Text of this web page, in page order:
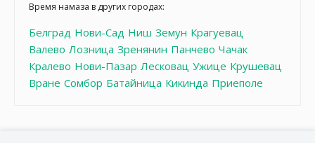
Время намаза в других городах:
Белград Нови-Сад Ниш Земун Крагуевац
Валево Лозница Зренянин Панчево Чачак
Кралево Нови-Пазар Лесковац Ужице Крушевац
Вране Сомбор Батайница Кикинда Приеполе